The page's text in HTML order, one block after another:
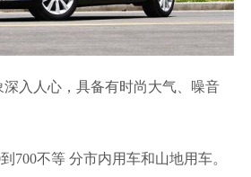
入人心，具备有时尚大气、噪音
700不等 分市内用车和山地用车。